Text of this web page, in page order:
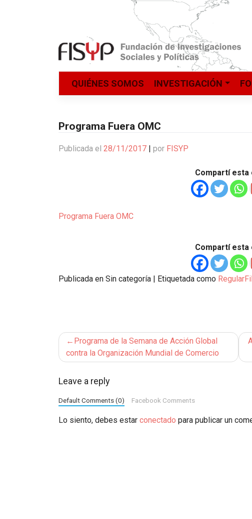
QUIÉNES SOMOS INVESTIGACIÓN
Programa Fuera OMC
Publicada el 28/11/2017 | por FISYP
Compartí esta
Programa Fuera OMC
Compartí esta
Publicada en Sin categoría | Etiquetada como
Navegación
de
entradas
Programa de la Semana de Acción Global
contra la Organización Mundial de Comercio
Leave a reply
Default Comments (0) Facebook Comments
Lo siento, debes estar conectado para publicar un